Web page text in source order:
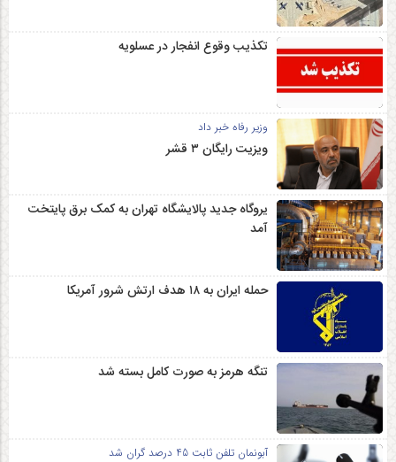
تکذیب وقوع انفجار در عسلویه
وزیر رفاه خبر داد
ویزیت رایگان ۳ قشر
یروگاه جدید پالایشگاه تهران به کمک برق پایتخت
آمد
حمله ایران به ۱۸ هدف ارتش شرور آمریکا
تنگه هرمز به صورت کامل بسته شد
آبونمان تلفن ثابت 45 درصد گران شد